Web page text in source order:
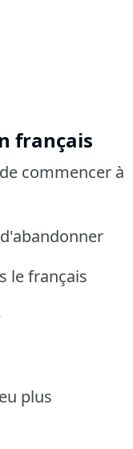
français
commencer à
le français
plus